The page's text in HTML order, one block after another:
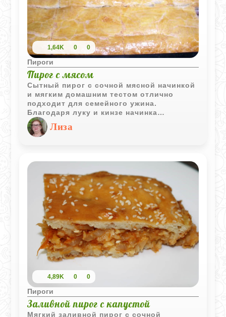
1,64K 0 0
Пироги
Пирог с мясом
Сытный пирог с сочной мясной начинкой
и мягким домашним тестом отлично
подходит для семейного ужина.
Благодаря луку и кинзе начинка
получается ароматной, а румяная
корочка делает выпечку особенно
аппетитной.
Лиза
4,89K 0 0
Пироги
Заливной пирог с капустой
Мягкий заливной пирог с сочной